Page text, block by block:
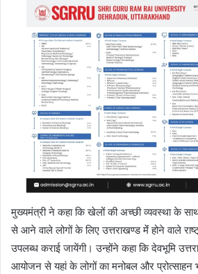
मुख्यमंत्री ने कहा कि खेलों की अच्छी व्यवस्था के
से आने वाले लोगों के लिए उत्तराखण्ड मेंं होने वाले
उपलब्ध कराई जायेंगी। उन्होंने कहा कि देवभूमि
आयोजन से यहां के लोगों का मनोबल और प्रोत्साहन